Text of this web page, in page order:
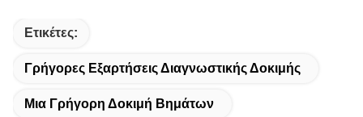
Ετικέτες:
Γρήγορες Εξαρτήσεις Διαγνωστικής Δοκιμής
Μια Γρήγορη Δοκιμή Βημάτων